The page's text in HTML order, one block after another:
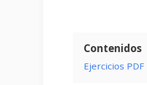
Contenidos
Ejercicios